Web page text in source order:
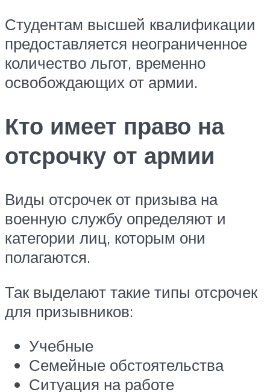
Студентам высшей квалификации
предоставляется неограниченное
количество льгот, временно
освобождающих от армии.
Кто имеет право на
отсрочку от армии
Виды отсрочек от призыва на
военную службу определяют и
категории лиц, которым они
полагаются.
Так выделают такие типы отсрочек
для призывников:
Учебные
Семейные обстоятельства
Ситуация на работе